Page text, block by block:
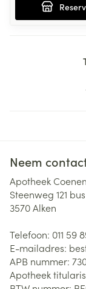
Neem
Apotheek
Steenweg 121
3570Alken
Telefoon: 011 59
E-mailadres:
APB nummer:
Apotheek